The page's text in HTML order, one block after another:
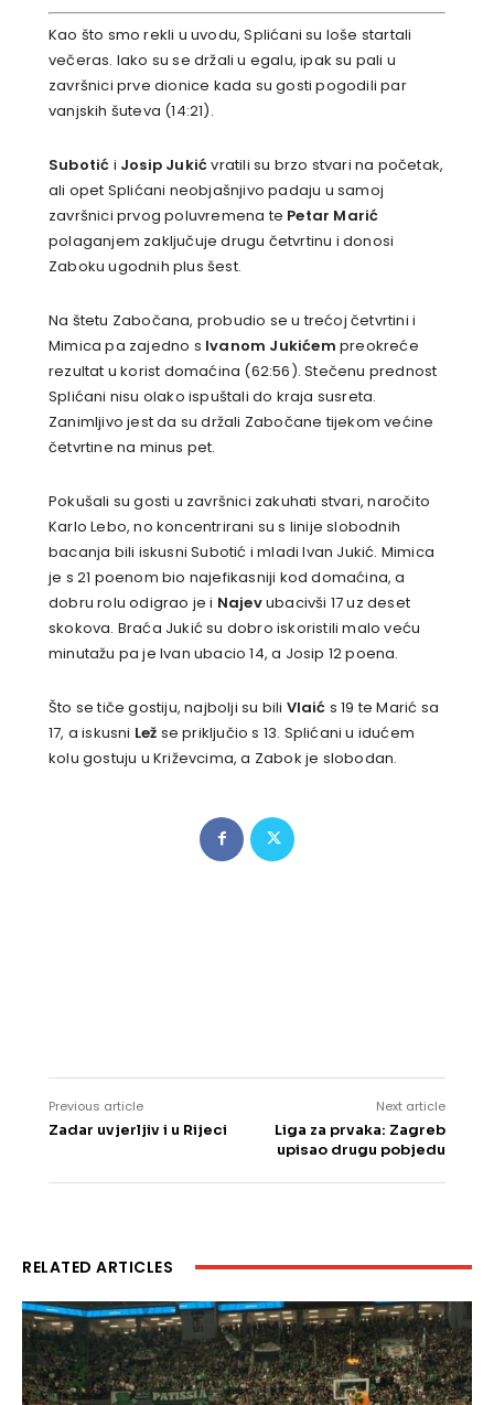
Kao što smo rekli u uvodu, Splićani su loše startali
večeras. Iako su se držali u egalu, ipak su pali u
završnici prve dionice kada su gosti pogodili par
vanjskih šuteva (14:21).
Subotić i Josip Jukićvratili su brzo stvari na početak,
ali opet Splićani neobjašnjivo padaju u samoj
završnici prvog poluvremena te Petar Marić
polaganjem zaključuje drugu četvrtinu i donosi
Zaboku ugodnih plus šest.
Na štetu Zabočana, probudio se u trećoj četvrtini i
Mimica pa zajedno s Ivanom Jukićem preokreće
rezultat u korist domaćina (62:56). Stečenu prednost
Splićani nisu olako ispuštali do kraja susreta.
Zanimljivo jest da su držali Zabočane tijekom većine
četvrtine na minus pet.
Pokušali su gosti u završnici zakuhati stvari, naročito
Karlo Lebo, no koncentrirani su s linije slobodnih
bacanja bili iskusni Subotić i mladi Ivan Jukić. Mimica
je s 21 poenom bio najefikasniji kod domaćina, a
dobru rolu odigrao je i Najevubacivši 17 uz deset
skokova. Braća Jukić su dobro iskoristili malo veću
minutažu pa je Ivan ubacio 14, a Josip 12 poena.
Što se tiče gostiju, najbolji su bili Vlaić s 19 te Marić sa
17, a iskusni Lež se priključio s 13. Splićani u idućem
kolu gostuju u Križevcima, a Zabok je slobodan.
Previous article
Zadar uvjerljiv i u Rijeci
Next article
Liga za prvaka: Zagreb
upisao drugu pobjedu
RELATED ARTICLES